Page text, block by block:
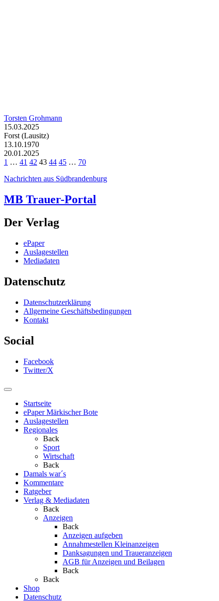
Torsten Grohmann
15.03.2025
Forst (Lausitz)
13.10.1970
20.01.2025
1 … 41 42 43 44 45 … 70
Nachrichten aus Südbrandenburg
MB Trauer-Portal
Der Verlag
ePaper
Auslagestellen
Mediadaten
Datenschutz
Datenschutzerklärung
Allgemeine Geschäftsbedingungen
Kontakt
Social
Facebook
Twitter/X
Startseite
ePaper Märkischer Bote
Auslagestellen
Regionales
Back
Sport
Wirtschaft
Back
Damals war´s
Kommentare
Ratgeber
Verlag & Mediadaten
Back
Anzeigen
Back
Anzeigen aufgeben
Annahmestellen Kleinanzeigen
Danksagungen und Traueranzeigen
AGB für Anzeigen und Beilagen
Back
Back
Shop
Datenschutz